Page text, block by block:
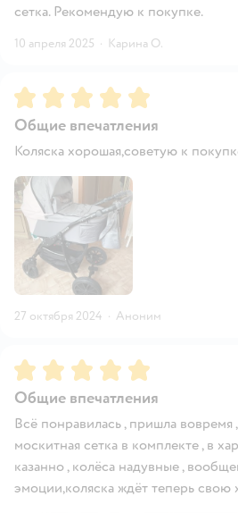
сетка. Рекомендую к покупке.
10 апреля 2025 · Карина О.
Рейтинг:5
Общие впечатления
Коляска хорошая,советую к
27 октября 2024 · Аноним
Рейтинг:5
Общие впечатления
Всё понравилась , пришла вовремя
москитная сетка в комплекте , в
казанно , колёса надувные ,
эмоции,коляска ждёт теперь свою